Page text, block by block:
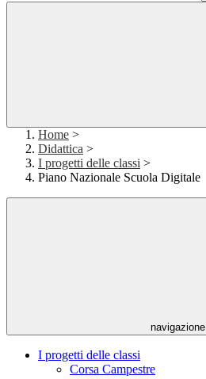
Home >
Didattica >
I progetti delle classi >
Piano Nazionale Scuola Digitale
navigazione
I progetti delle classi
Corsa Campestre